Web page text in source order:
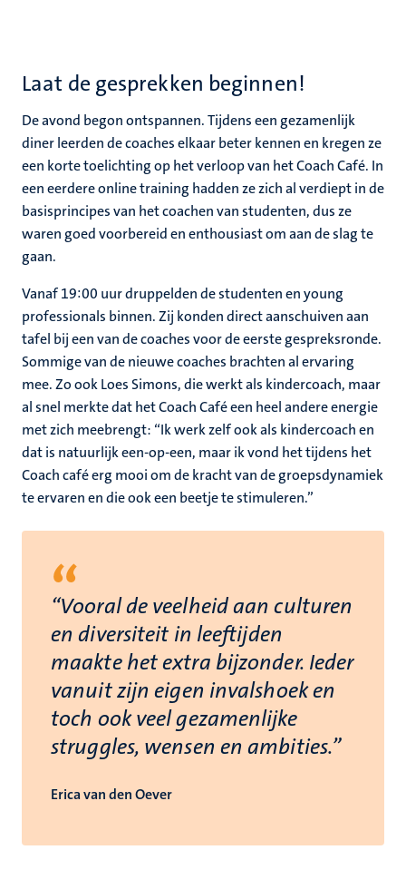
Laat de gesprekken beginnen!
De avond begon ontspannen. Tijdens een gezamenlijk
diner leerden de coaches elkaar beter kennen en kregen ze
een korte toelichting op het verloop van het Coach Café. In
een eerdere online training hadden ze zich al verdiept in de
basisprincipes van het coachen van studenten, dus ze
waren goed voorbereid en enthousiast om aan de slag te
gaan.
Vanaf 19:00 uur druppelden de studenten en young
professionals binnen. Zij konden direct aanschuiven aan
tafel bij een van de coaches voor de eerste gespreksronde.
Sommige van de nieuwe coaches brachten al ervaring
mee. Zo ook Loes Simons, die werkt als kindercoach, maar
al snel merkte dat het Coach Café een heel andere energie
met zich meebrengt: “Ik werk zelf ook als kindercoach en
dat is natuurlijk een-op-een, maar ik vond het tijdens het
Coach café erg mooi om de kracht van de groepsdynamiek
te ervaren en die ook een beetje te stimuleren.”
“
“Vooral de veelheid aan culturen
en diversiteit in leeftijden
maakte het extra bijzonder. Ieder
vanuit zijn eigen invalshoek en
toch ook veel gezamenlijke
struggles, wensen en ambities.”
Erica van den Oever